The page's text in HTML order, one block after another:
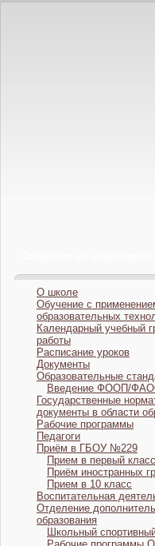
О школе
Обучение с
образовательных
Календарный учебный
работы
Расписание уроков
Документы
Образовательные
Введение ФООП/
Государственные
документы в области
Рабочие программы
Педагоги
Приём в ГБОУ №229
Прием в первый класс
Приём иностранных
Прием в 10 класс
Воспитательная
Отделение
образования
Школьный